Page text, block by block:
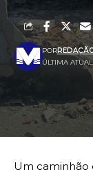
ÚLTIMA
POR
Um caminhão